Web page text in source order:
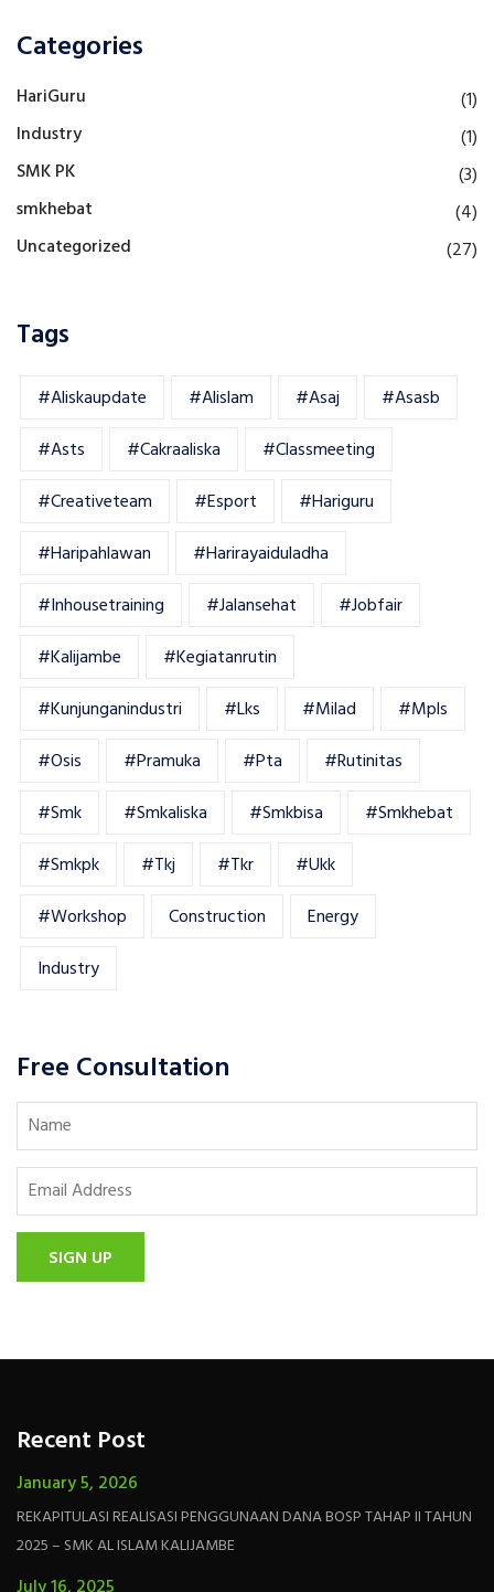
Categories
HariGuru
(1)
Industry
(1)
SMK PK
(3)
smkhebat
(4)
Uncategorized
(27)
Tags
#aliskaupdate #alislam #asaj
#asasb
#asts
#cakraaliska
#classmeeting
#creativeteam
#esport
#hariguru
#haripahlawan
#harirayaiduladha
#inhousetraining
#jalansehat
#jobfair
#kalijambe
#kegiatanrutin
#kunjunganindustri
#lks #milad
#mpls
#osis
#pramuka #pta
#rutinitas
#smk
#smkaliska #smkbisa
#smkhebat
#smkpk
#tkj #tkr
#ukk
#workshop
Construction
Energy
Industry
Free Consultation
SIGN UP
Recent Post
January 5, 2026
REKAPITULASI REALISASI PENGGUNAAN DANA BOSP TAHAP II TAHUN
2025 – SMK AL ISLAM KALIJAMBE